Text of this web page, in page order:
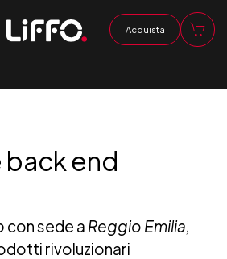
Acquista
end
con sede a Reggio Emilia,
rivoluzionari